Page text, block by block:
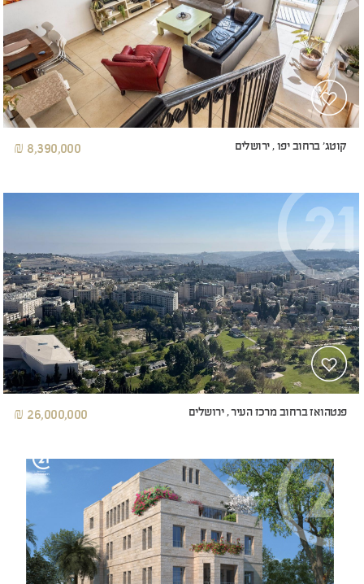
קוטג' ברחוב יפו , ירושלים 8,390,000 ₪
פנטהואז ברחוב מרכז העיר , ירושלים 26,000,000 ₪